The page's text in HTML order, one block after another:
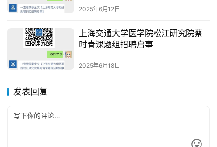
2025年6月12日
上海交通大学医学院松江研究院蔡
时青课题组招聘启事
2025年6月18日
发表回复